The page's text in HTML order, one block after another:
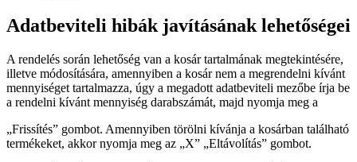
Adatbeviteli hibák javításának lehetőségei
A rendelés során lehetőség van a kosár tartalmának megtekintésére,
illetve módosítására, amennyiben a kosár nem a megrendelni kívánt
mennyiséget tartalmazza, úgy a megadott adatbeviteli mezőbe írja be
a rendelni kívánt mennyiség darabszámát, majd nyomja meg a
„Frissítés” gombot. Amennyiben törölni kívánja a kosárban található
termékeket, akkor nyomja meg az „X” „Eltávolítás” gombot.